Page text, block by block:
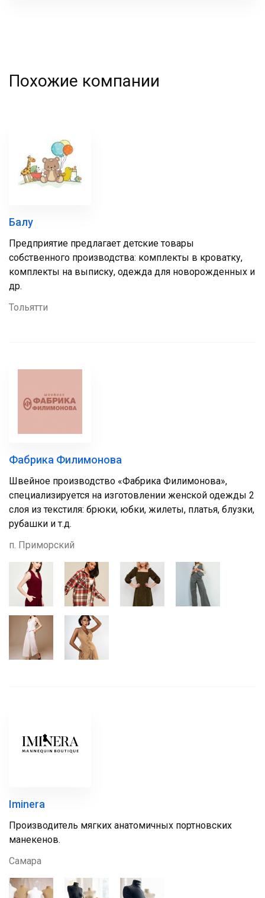
Похожие компании
Балу
Предприятие предлагает детские товары
собственного производства: комплекты в кроватку,
комплекты на выписку, одежда для новорожденных и
др.
Тольятти
Фабрика Филимонова
Швейное производство «Фабрика Филимонова»,
специализируется на изготовлении женской одежды 2
слоя из текстиля: брюки, юбки, жилеты, платья, блузки,
рубашки и т.д.
п. Приморский
Iminera
Производитель мягких анатомичных портновских
манекенов.
Самара